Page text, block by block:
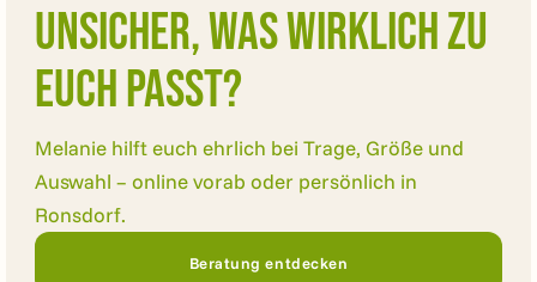
Unsicher, was wirklich zu
euch passt?
Melanie hilft euch ehrlich bei Trage, Größe und
Auswahl – online vorab oder persönlich in
Ronsdorf.
Beratung entdecken